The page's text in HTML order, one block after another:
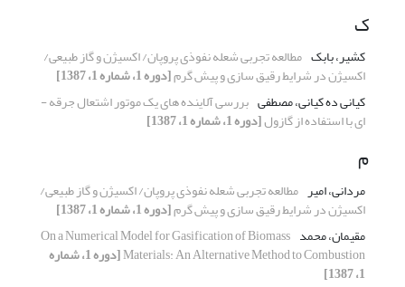
ک
کشیر، بابک مطالعه تجربی شعله نفوذی پروپان/ اکسیژن و گاز طبیعی/
اکسیژن در شرایط رقیق­ سازی و پیش ­گرم[دوره 1، شماره 1، 1387]
کیانی ده کیانی، مصطفی بررسی آلاینده ­های یک موتور اشتعال جرقه ­
ای با استفاده از گازول[دوره 1، شماره 1، 1387]
م
مردانی، امیر مطالعه تجربی شعله نفوذی پروپان/ اکسیژن و گاز طبیعی/
اکسیژن در شرایط رقیق­ سازی و پیش ­گرم[دوره 1، شماره 1، 1387]
مقیمان، محمد On a Numerical Model for Gasification of Biomass
Materials: An Alternative Method to Combustion [دوره 1، شماره
1، 1387]